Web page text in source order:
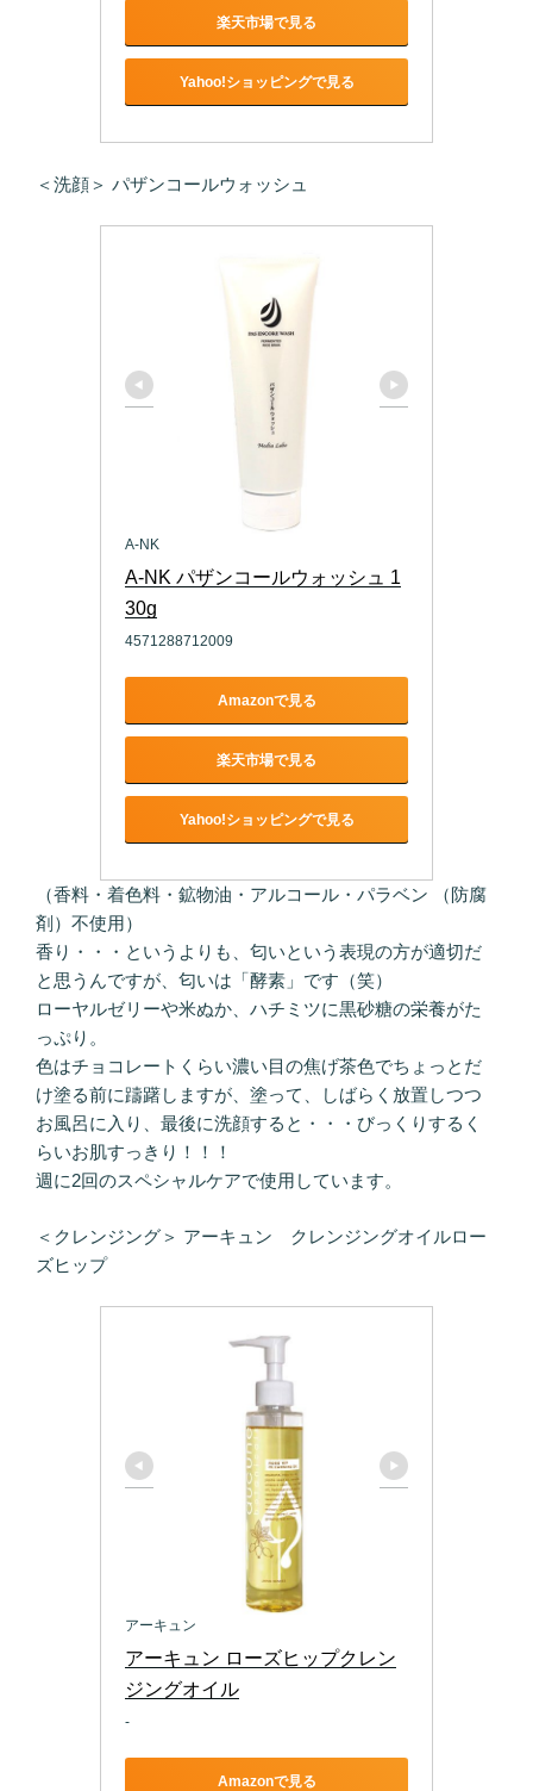
楽天市場で見る
Yahoo!ショッピングで見る
＜洗顔＞ パザンコールウォッシュ
A-NK
A-NK パザンコールウォッシュ 1
30g
4571288712009
Amazonで見る
楽天市場で見る
Yahoo!ショッピングで見る
（香料・着色料・鉱物油・アルコール・パラベン （防腐
剤）不使用）
香り・・・というよりも、匂いという表現の方が適切だ
と思うんですが、匂いは「酵素」です（笑）
ローヤルゼリーや米ぬか、ハチミツに黒砂糖の栄養がた
っぷり。
色はチョコレートくらい濃い目の焦げ茶色でちょっとだ
け塗る前に躊躇しますが、塗って、しばらく放置しつつ
お風呂に入り、最後に洗顔すると・・・びっくりするく
らいお肌すっきり！！！
週に2回のスペシャルケアで使用しています。
＜クレンジング＞ アーキュン クレンジングオイルロー
ズヒップ
アーキュン
アーキュン ローズヒップクレン
ジングオイル
-
Amazonで見る